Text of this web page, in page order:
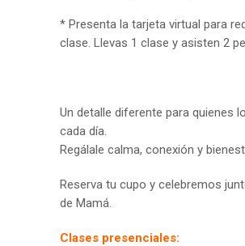
* Presenta la tarjeta virtual para
clase. Llevas 1 clase y asisten 2
Un detalle diferente para quienes
cada día.
Regálale calma, conexión y
Reserva tu cupo y celebremos
de Mamá.
Clases presenciales: